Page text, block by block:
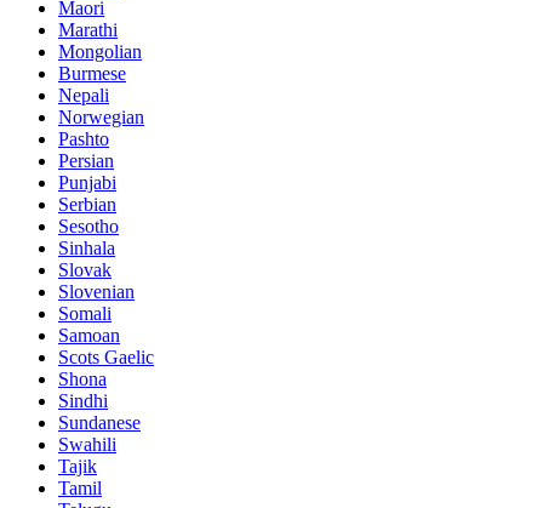
Maori
Marathi
Mongolian
Burmese
Nepali
Norwegian
Pashto
Persian
Punjabi
Serbian
Sesotho
Sinhala
Slovak
Slovenian
Somali
Samoan
Scots Gaelic
Shona
Sindhi
Sundanese
Swahili
Tajik
Tamil